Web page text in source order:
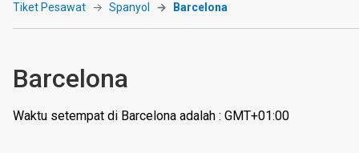
Tiket Pesawat Spanyol Barcelona
Barcelona
Waktu setempat di Barcelona adalah : GMT+01:00